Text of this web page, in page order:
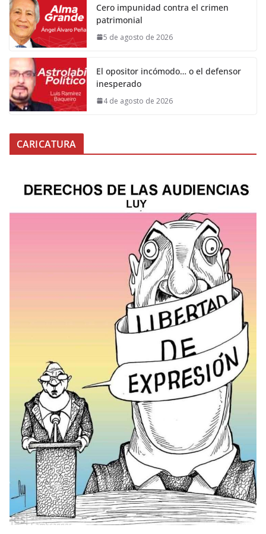
Cero impunidad contra el crimen
patrimonial
5 de agosto de 2026
El opositor incómodo… o el defensor
inesperado
4 de agosto de 2026
CARICATURA